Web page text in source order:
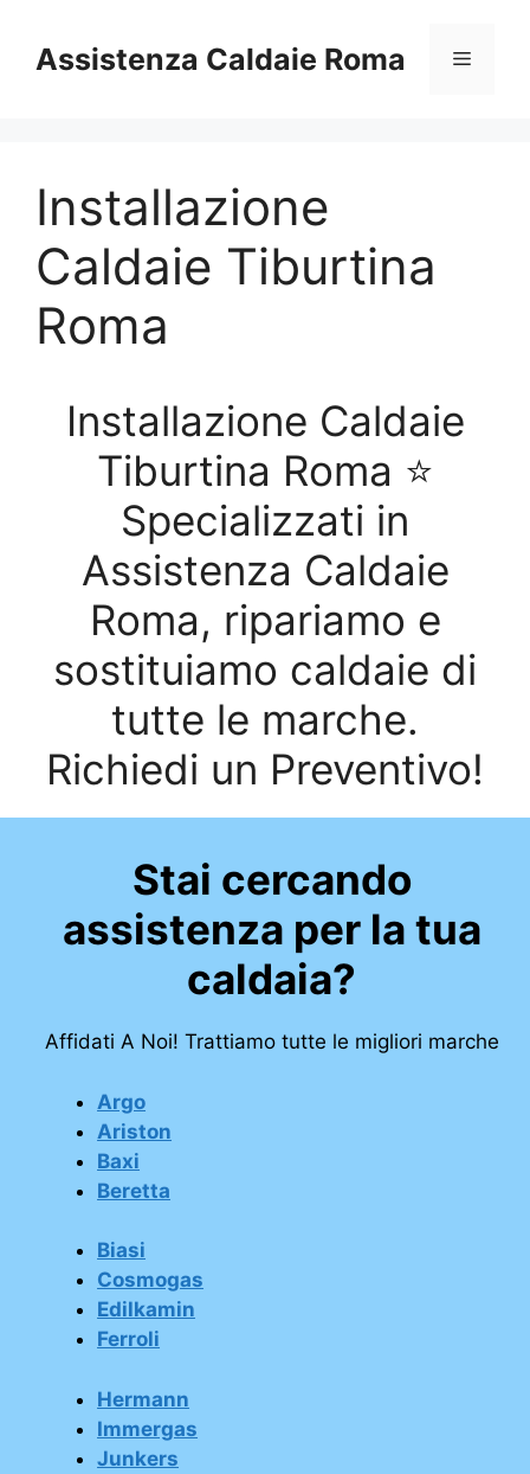
contenuto
Assistenza Caldaie Roma Menu
Installazione
Caldaie Tiburtina
Roma
Installazione Caldaie
Tiburtina Roma ⭐
Specializzati in
Assistenza Caldaie
Roma, ripariamo e
sostituiamo caldaie di
tutte le marche.
Richiedi un Preventivo!
Stai cercando
assistenza per la tua
caldaia?
Affidati A Noi! Trattiamo tutte le migliori marche
Argo
Ariston
Baxi
Beretta
Biasi
Cosmogas
Edilkamin
Ferroli
Hermann
Immergas
Junkers